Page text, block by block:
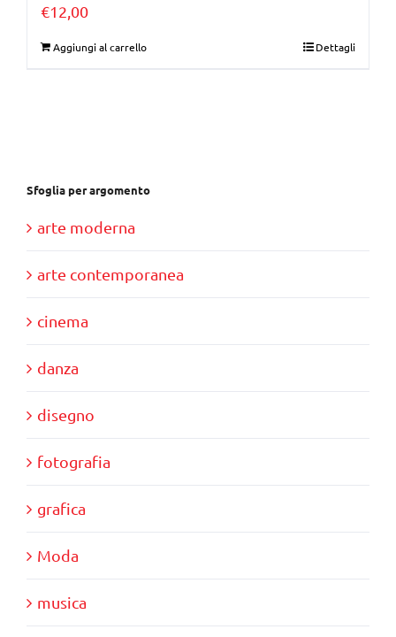
€12,00
Aggiungi al carrello Dettagli
Sfoglia per argomento
arte moderna
arte contemporanea
cinema
danza
disegno
fotografia
grafica
Moda
musica